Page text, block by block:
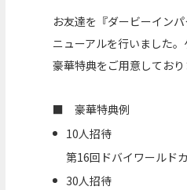
お友達を『ダービーイン
ニューアルを行いました
豪華特典をご用意してお
■ 豪華特典例
10人招待
第16回ドバイワールド
30人招待